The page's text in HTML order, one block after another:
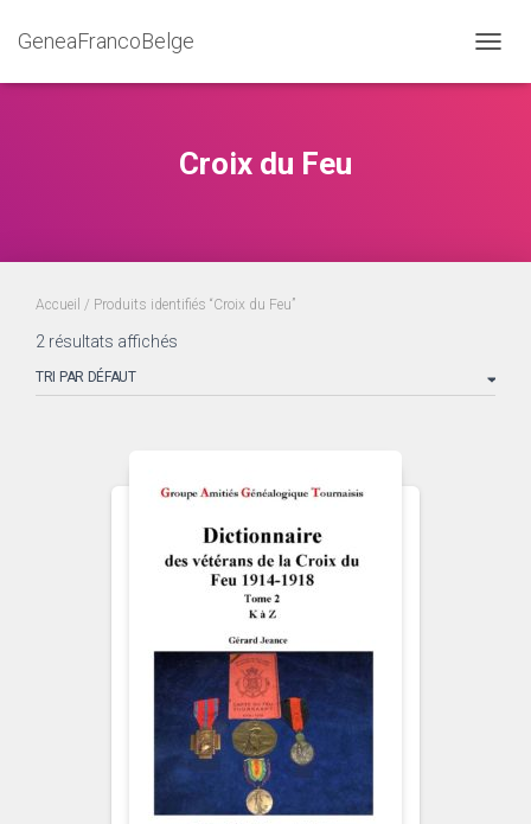
GeneaFrancoBelge
Croix du Feu
Accueil / Produits identifiés “Croix du Feu”
2 résultats affichés